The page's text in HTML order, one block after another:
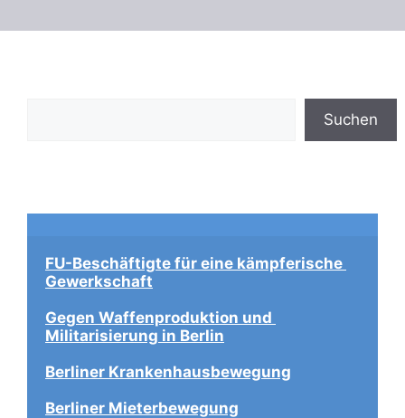
Suchen
FU-Beschäftigte für eine kämpferische
Gewerkschaft
Gegen Waffenproduktion und
Militarisierung in Berlin
Berliner Krankenhausbewegung
Berliner Mieterbewegung